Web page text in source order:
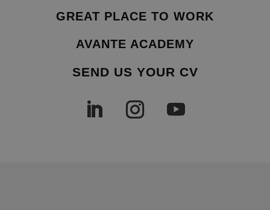
GREAT PLACE TO WORK
AVANTE ACADEMY
SEND US YOUR CV